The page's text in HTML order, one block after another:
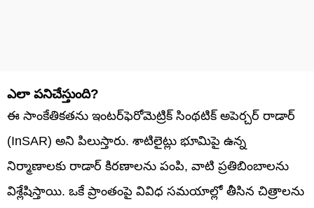
ఎలా పనిచేస్తుంది?
ఈ సాంకేతికతను ఇంటర్‌ఫెరోమెట్రిక్ సింథటిక్ అపెర్చర్ రాడార్
(InSAR) అని పిలుస్తారు. శాటిలైట్లు భూమిపై ఉన్న
నిర్మాణాలకు రాడార్ కిరణాలను పంపి, వాటి ప్రతిబింబాలను
విశ్లేషిస్తాయి. ఒకే ప్రాంతంపై వివిధ సమయాల్లో తీసిన చిత్రాలను